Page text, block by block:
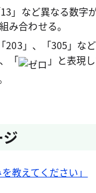
13」など異なる数字
み合わせる。
203」、「305」な
「
」と表現
教えてください」